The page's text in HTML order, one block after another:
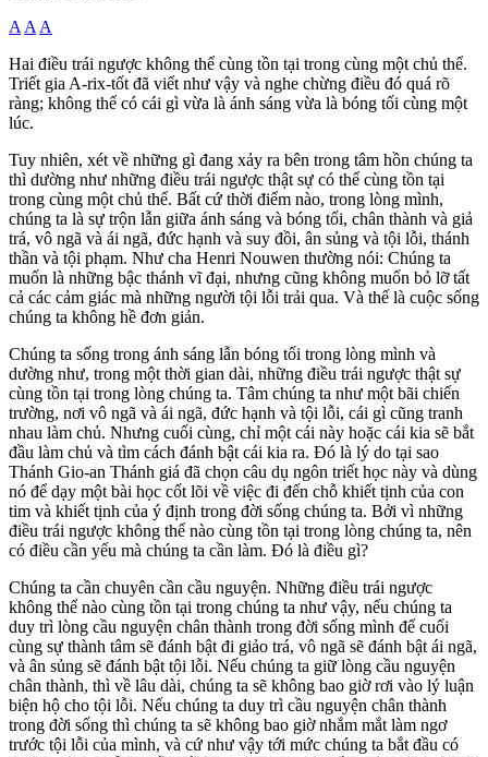
A A A
Hai điều trái ngược không thể cùng tồn tại trong cùng một chủ thể.
Triết gia A-rix-tốt đã viết như vậy và nghe chừng điều đó quá rõ
ràng; không thể có cái gì vừa là ánh sáng vừa là bóng tối cùng một
lúc.
Tuy nhiên, xét về những gì đang xảy ra bên trong tâm hồn chúng ta
thì dường như những điều trái ngược thật sự có thể cùng tồn tại
trong cùng một chủ thể. Bất cứ thời điểm nào, trong lòng mình,
chúng ta là sự trộn lẫn giữa ánh sáng và bóng tối, chân thành và giả
trá, vô ngã và ái ngã, đức hạnh và suy đồi, ân sủng và tội lỗi, thánh
thần và tội phạm. Như cha Henri Nouwen thường nói: Chúng ta
muốn là những bậc thánh vĩ đại, nhưng cũng không muốn bỏ lỡ tất
cả các cảm giác mà những người tội lỗi trải qua. Và thế là cuộc sống
chúng ta không hề đơn giản.
Chúng ta sống trong ánh sáng lẫn bóng tối trong lòng mình và
dường như, trong một thời gian dài, những điều trái ngược thật sự
cùng tồn tại trong lòng chúng ta. Tâm chúng ta như một bãi chiến
trường, nơi vô ngã và ái ngã, đức hạnh và tội lỗi, cái gì cũng tranh
nhau làm chủ. Nhưng cuối cùng, chỉ một cái này hoặc cái kia sẽ bắt
đầu làm chủ và tìm cách đánh bật cái kia ra. Đó là lý do tại sao
Thánh Gio-an Thánh giá đã chọn câu dụ ngôn triết học này và dùng
nó để dạy một bài học cốt lõi về việc đi đến chỗ khiết tịnh của con
tim và khiết tịnh của ý định trong đời sống chúng ta. Bởi vì những
điều trái ngược không thể nào cùng tồn tại trong lòng chúng ta, nên
có điều cần yếu mà chúng ta cần làm. Đó là điều gì?
Chúng ta cần chuyên cần cầu nguyện. Những điều trái ngược
không thể nào cùng tồn tại trong chúng ta như vậy, nếu chúng ta
duy trì lòng cầu nguyện chân thành trong đời sống mình để cuối
cùng sự thành tâm sẽ đánh bật đi giảo trá, vô ngã sẽ đánh bật ái ngã,
và ân sủng sẽ đánh bật tội lỗi. Nếu chúng ta giữ lòng cầu nguyện
chân thành, thì về lâu dài, chúng ta sẽ không bao giờ rơi vào lý luận
biện hộ cho tội lỗi. Nếu chúng ta duy trì cầu nguyện chân thành
trong đời sống thì chúng ta sẽ không bao giờ nhắm mắt làm ngơ
trước tội lỗi của mình, và cứ như vậy tới mức chúng ta bắt đầu có